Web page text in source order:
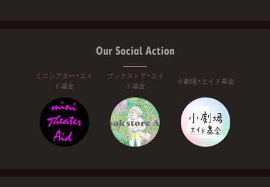
Our Social Action
ミニシアター・エイ
ド基金
ブックストア・エイ
ド基金
小劇場・エイド基金